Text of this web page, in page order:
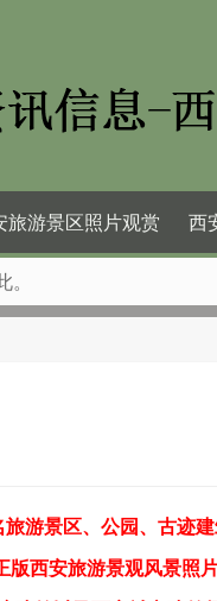
旅游景区照片观赏 西
游景区、公园、古迹
西安旅游景观风景照